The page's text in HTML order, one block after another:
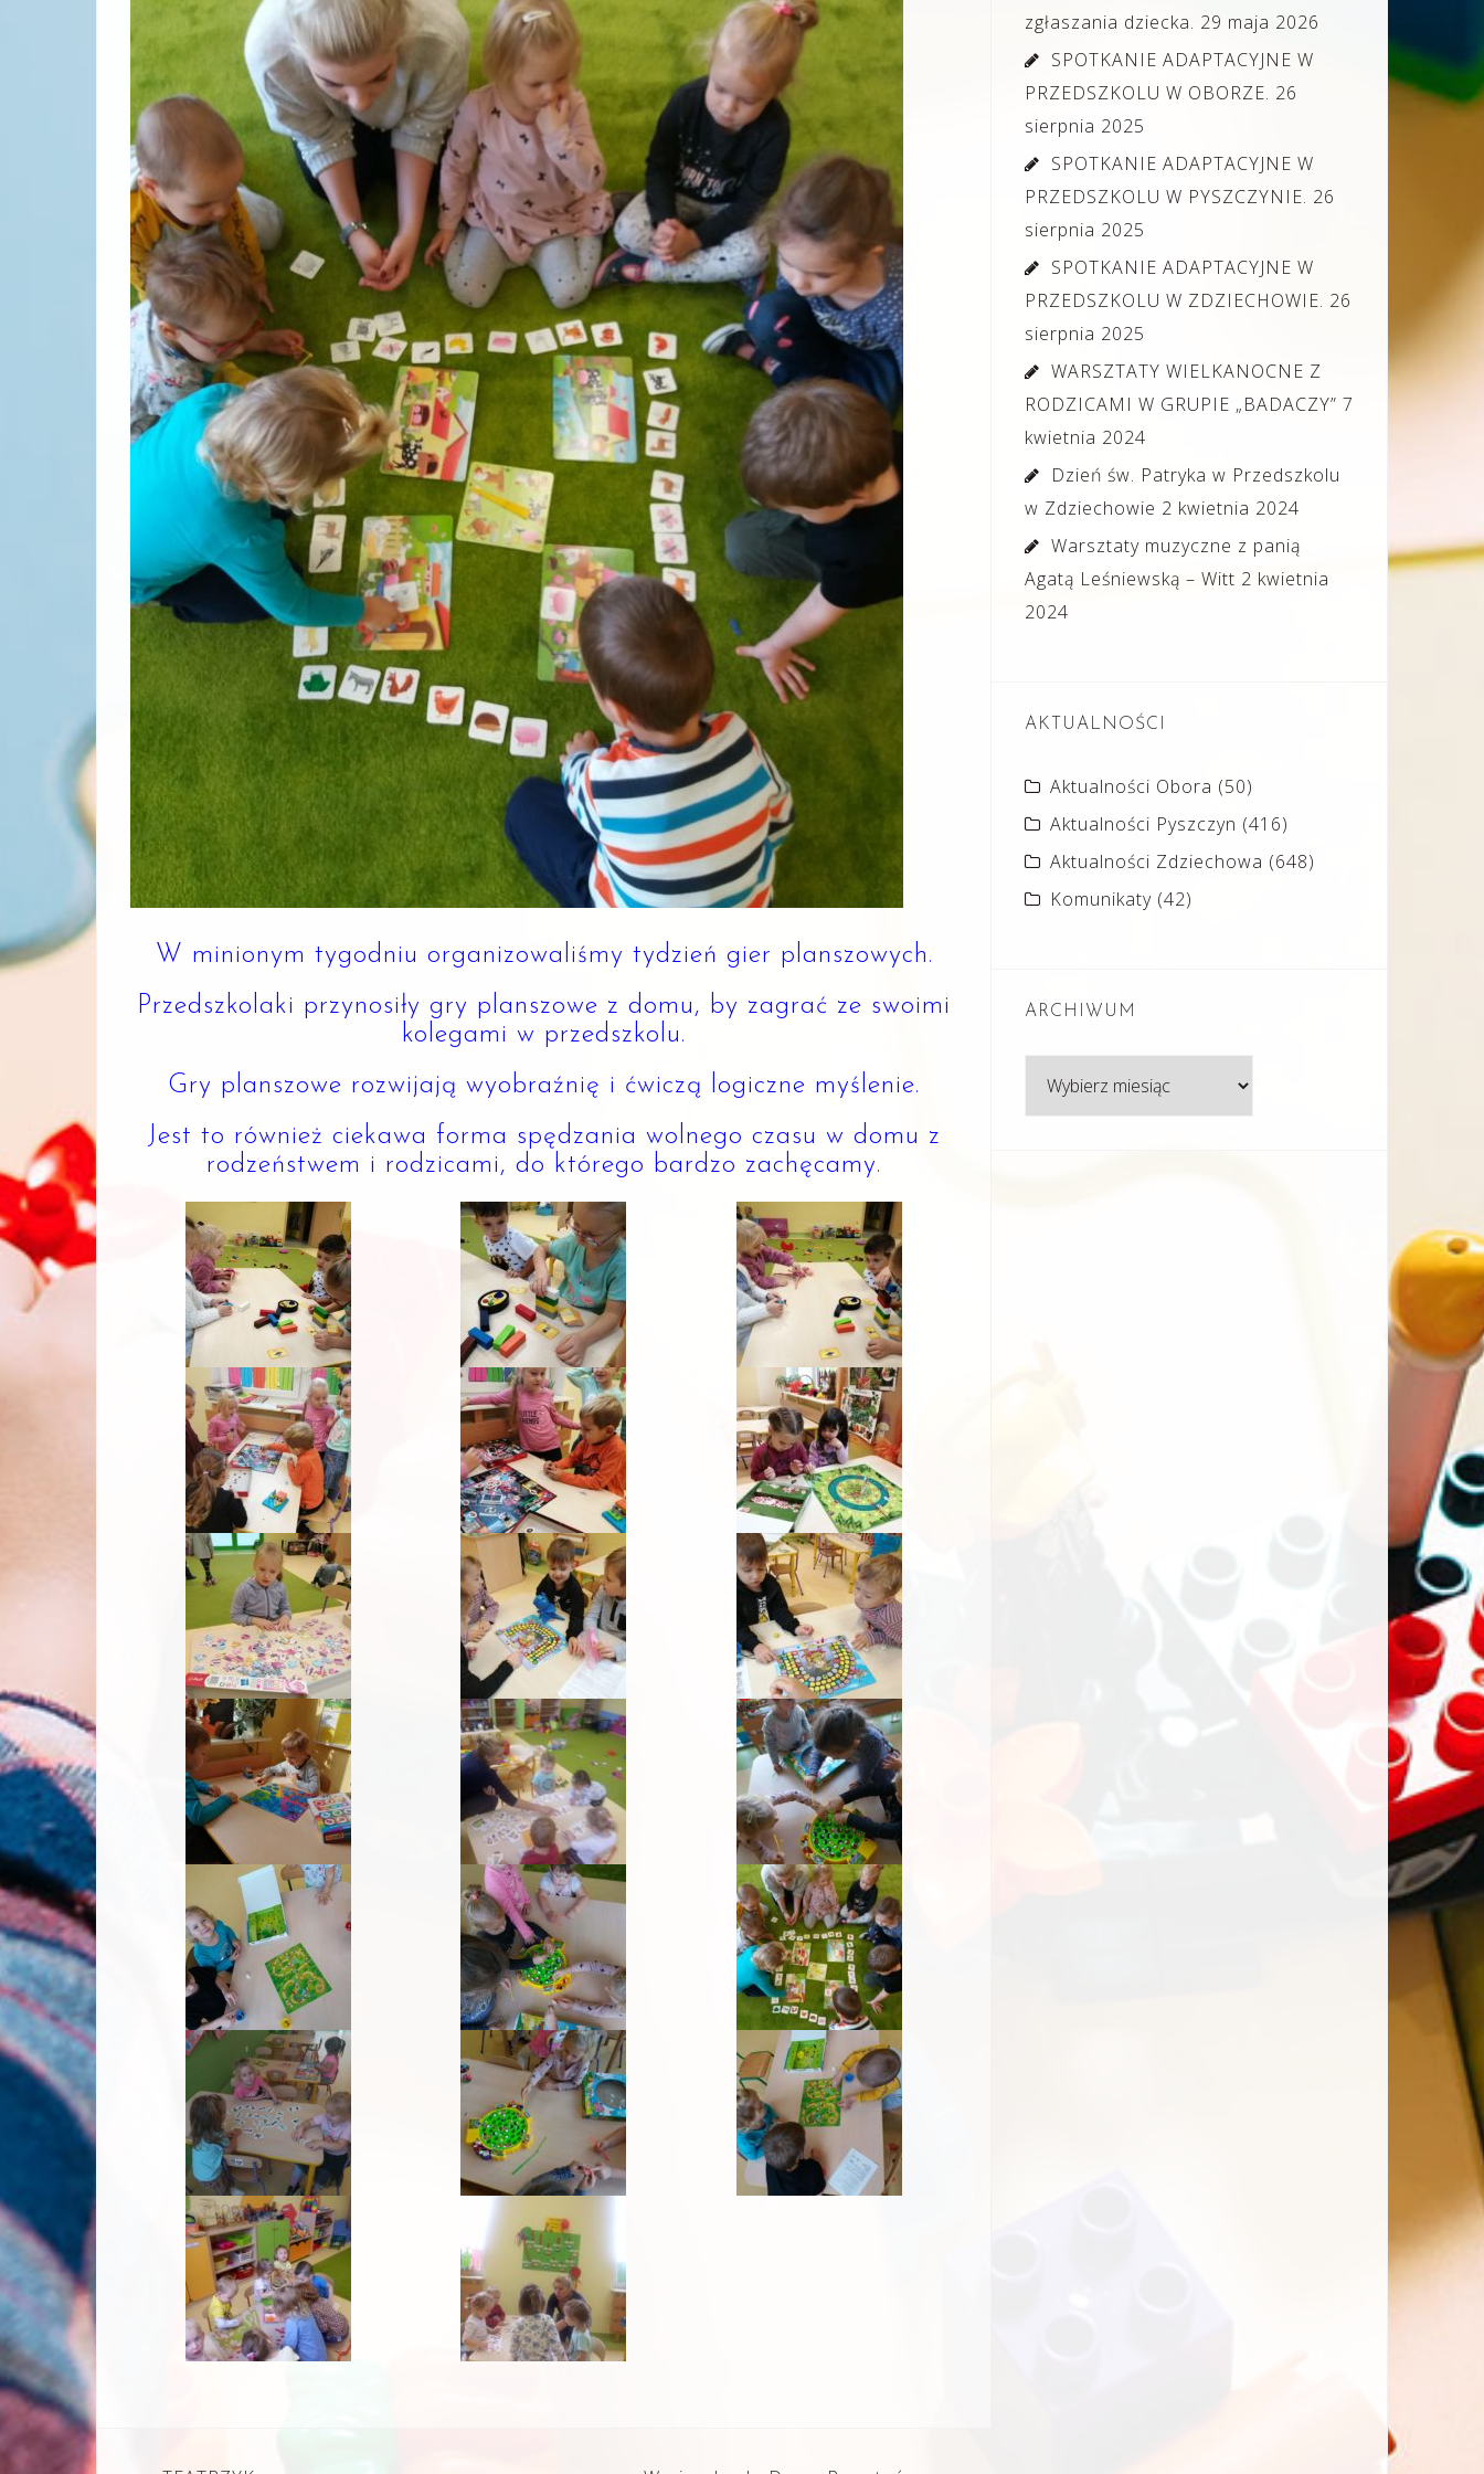
W minionym tygodniu organizowaliśmy tydzień gier planszowych.
Przedszkolaki przynosiły gry planszowe z domu, by zagrać ze swoimi
kolegami w przedszkolu.
Gry planszowe rozwijają wyobraźnię i ćwiczą logiczne myślenie.
Jest to również ciekawa forma spędzania wolnego czasu w domu z
rodzeństwem i rodzicami, do którego bardzo zachęcamy.
zgłaszania dziecka. 29 maja 2026
SPOTKANIE ADAPTACYJNE W
PRZEDSZKOLU W OBORZE. 26
sierpnia 2025
SPOTKANIE ADAPTACYJNE W
PRZEDSZKOLU W PYSZCZYNIE. 26
sierpnia 2025
SPOTKANIE ADAPTACYJNE W
PRZEDSZKOLU W ZDZIECHOWIE. 26
sierpnia 2025
WARSZTATY WIELKANOCNE Z
RODZICAMI W GRUPIE „BADACZY” 7
kwietnia 2024
Dzień św. Patryka w Przedszkolu
w Zdziechowie 2 kwietnia 2024
Warsztaty muzyczne z panią
Agatą Leśniewską – Witt 2 kwietnia
2024
AKTUALNOŚCI
Aktualności Obora (50)
Aktualności Pyszczyn (416)
Aktualności Zdziechowa (648)
Komunikaty (42)
ARCHIWUM